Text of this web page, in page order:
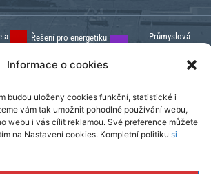
Informace o cookies
budou uloženy cookies funkční, statistické i
vám tak umožnit pohodlné používání webu,
webu i vás cílit reklamou. Své preference můžete
na Nastavení cookies. Kompletní politiku si
a
Řešení pro energetiku
Ekologická řešení
Průmyslová
Výroba strojů a
Vývoj software
© 2026. All rights reserved.